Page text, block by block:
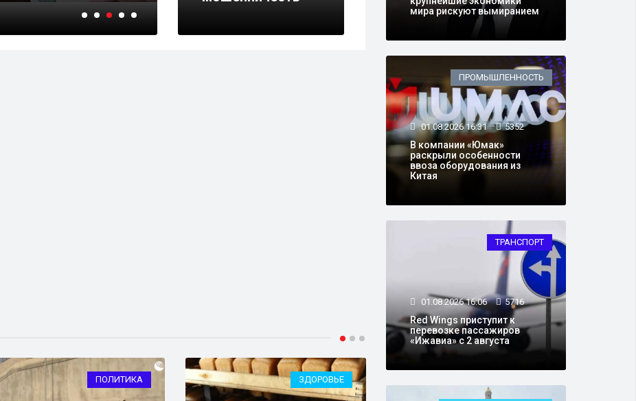
ПОЛИТИКА ЗДОРОВЬЕ
мира рискуют вымиранием
ПРОМЫШЛЕННОСТЬ
01.08.2026 16:31 5352
В компании «Юмак»
раскрыли особенности
ввоза оборудования из
Китая
ТРАНСПОРТ
01.08.2026 16:06 5716
Red Wings приступит к
перевозке пассажиров
«Ижавиа» с 2 августа